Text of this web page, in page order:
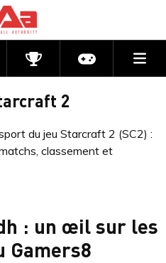
CompétitionsActu jeux
2
du jeu Starcraft 2 (SC2) :
classement et
: un œil sur les
Gamers8